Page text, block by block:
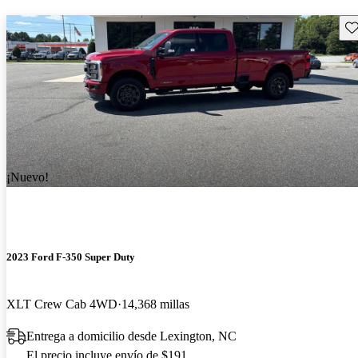
¡Nuevo!
2023 Ford F-350 Super Duty
XLT Crew Cab 4WD 14,368 millas
Entrega a domicilio desde Lexington, NC